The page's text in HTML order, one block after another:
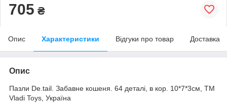
705 ₴
Опис Характеристики Відгуки про товар Доставка
Опис
Пазли De.tail. Забавне кошеня. 64 деталі, в кор. 10*7*3см, ТМ
Vladi Toys, Україна